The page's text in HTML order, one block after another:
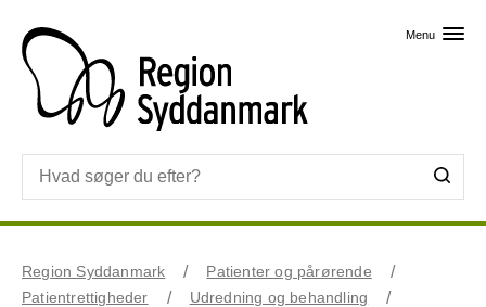
Menu
Region Syddanmark
Patienter og pårørende
Patientrettigheder
Udredning og behandling